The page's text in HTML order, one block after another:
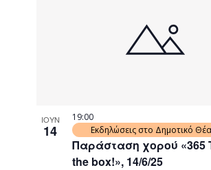
ΙΟΥΝ
14
Παράσταση χορού «365
the box!», 14/6/25
19:00
Εκδηλώσεις στο Δημοτικό